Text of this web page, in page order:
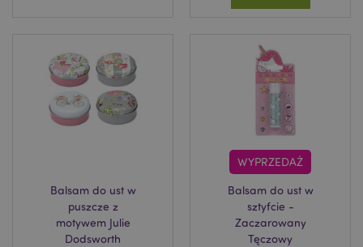
Balsam do ust w
puszcze z
motywem Julie
Dodsworth
WYPRZEDAŻ
Balsam do ust w
sztyfcie -
Zaczarowany
Tęczowy